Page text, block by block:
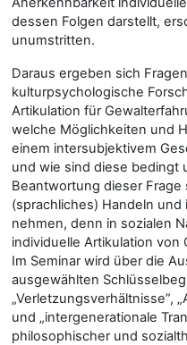
dessen Folgen darstellt,
unumstritten.
Daraus ergeben sich
kulturpsychologische
Artikulation für
welche Möglichkeiten und
einem intersubjektivem
und wie sind diese bedingt
Beantwortung dieser Frage
(sprachliches) Handeln
nehmen, denn in sozialen
individuelle Artikulation von
Im Seminar wird über die
ausgewählten
„Verletzungsverhältnisse”,
und „intergenerationale
philosophischer und